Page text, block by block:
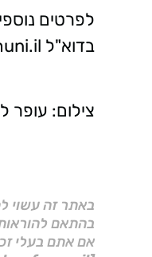
בדוא"ל lidor@rehovot.muni.il
צילום: עופר
באתר זה עשוי
בהתאם להוראות סעיף 27א לחוק זכויות
אם אתם בעלי